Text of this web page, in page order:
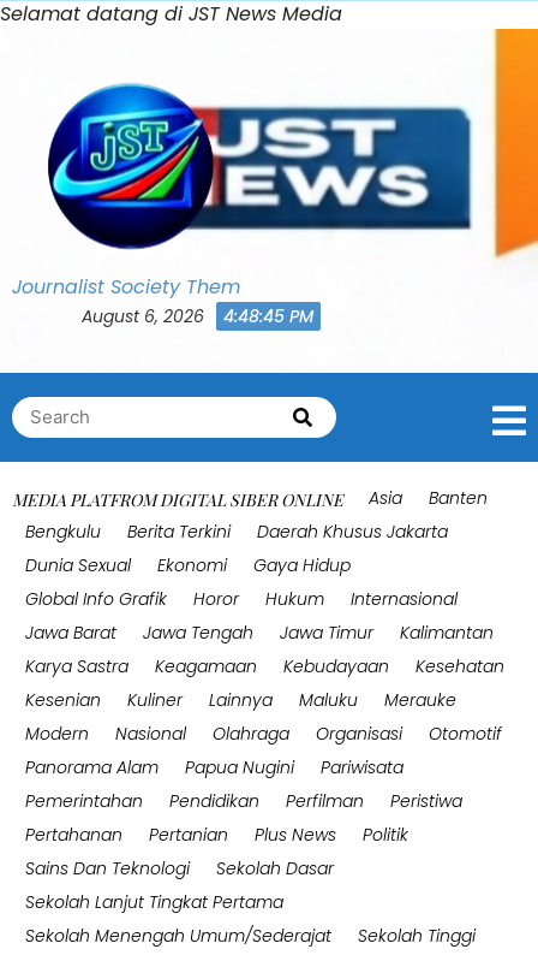
Selamat datang di JST News MediaSkip
Journalist Society Them
August 6, 2026 4:48:48 PM
Search
for:
Search
MEDIA PLATFROM DIGITAL SIBER ONLINE Asia
Banten
Bengkulu
Berita Terkini
Daerah Khusus Jakarta
Dunia Sexual
Ekonomi
Gaya Hidup
Global Info Grafik
Horor Hukum
Internasional
Jawa Barat
Jawa Tengah Jawa Timur
Kalimantan
Karya Sastra
Keagamaan Kebudayaan
Kesehatan
Kesenian
Kuliner Lainnya Maluku
Merauke
Modern
Nasional Olahraga Organisasi
Otomotif
Panorama Alam
Papua Nugini
Pariwisata
Pemerintahan
Pendidikan Perfilman
Peristiwa
Pertahanan
Pertanian Plus News
Politik
Sains Dan Teknologi
Sekolah Dasar
Sekolah Lanjut Tingkat Pertama
Sekolah Menengah Umum/Sederajat
Sekolah Tinggi
0
Bahasa Indonesia